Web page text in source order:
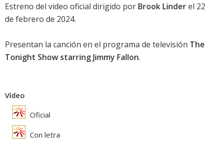
Estreno del video oficial dirigido por Brook Linderel 22
de febrero de 2024.
Presentan la canción en el programa de televisión The
Tonight Show starring Jimmy Fallon.
Vídeo
Oficial
Con letra